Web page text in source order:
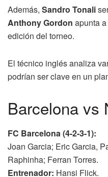
Además, Sandro Tonali
Anthony Gordon apunta
edición del torneo.
El técnico inglés analiza
podrían ser clave en un
Barcelona vs
FC Barcelona (4-2-3-1):
Joan Garcia; Eric Garcia,
Raphinha; Ferran Torres.
Entrenador: Hansi Flick.